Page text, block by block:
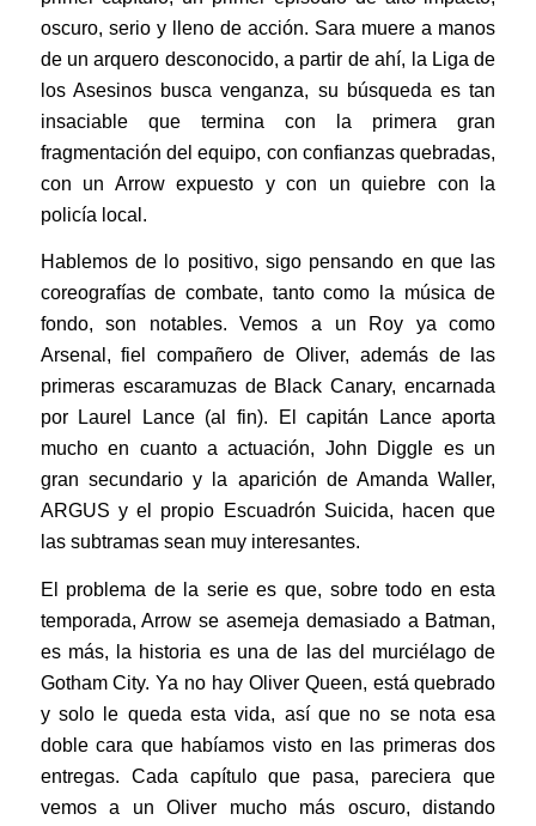
oscuro, serio y lleno de acción. Sara muere a manos
de un arquero desconocido, a partir de ahí, la Liga de
los Asesinos busca venganza, su búsqueda es tan
insaciable que termina con la primera gran
fragmentación del equipo, con confianzas quebradas,
con un Arrow expuesto y con un quiebre con la
policía local.
Hablemos de lo positivo, sigo pensando en que las
coreografías de combate, tanto como la música de
fondo, son notables. Vemos a un Roy ya como
Arsenal, fiel compañero de Oliver, además de las
primeras escaramuzas de Black Canary, encarnada
por Laurel Lance (al fin). El capitán Lance aporta
mucho en cuanto a actuación, John Diggle es un
gran secundario y la aparición de Amanda Waller,
ARGUS y el propio Escuadrón Suicida, hacen que
las subtramas sean muy interesantes.
El problema de la serie es que, sobre todo en esta
temporada, Arrow se asemeja demasiado a Batman,
es más, la historia es una de las del murciélago de
Gotham City. Ya no hay Oliver Queen, está quebrado
y solo le queda esta vida, así que no se nota esa
doble cara que habíamos visto en las primeras dos
entregas. Cada capítulo que pasa, pareciera que
vemos a un Oliver mucho más oscuro, distando